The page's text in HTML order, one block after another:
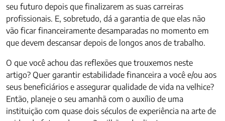
seu futuro depois que finalizarem as suas carreiras
profissionais. E, sobretudo, dá a garantia de que elas não
vão ficar financeiramente desamparadas no momento em
que devem descansar depois de longos anos de trabalho.
O que você achou das reflexões que trouxemos neste
artigo? Quer garantir estabilidade financeira a você e/ou aos
seus beneficiários e assegurar qualidade de vida na velhice?
Então, planeje o seu amanhã com o auxílio de uma
instituição com quase dois séculos de experiência na arte de